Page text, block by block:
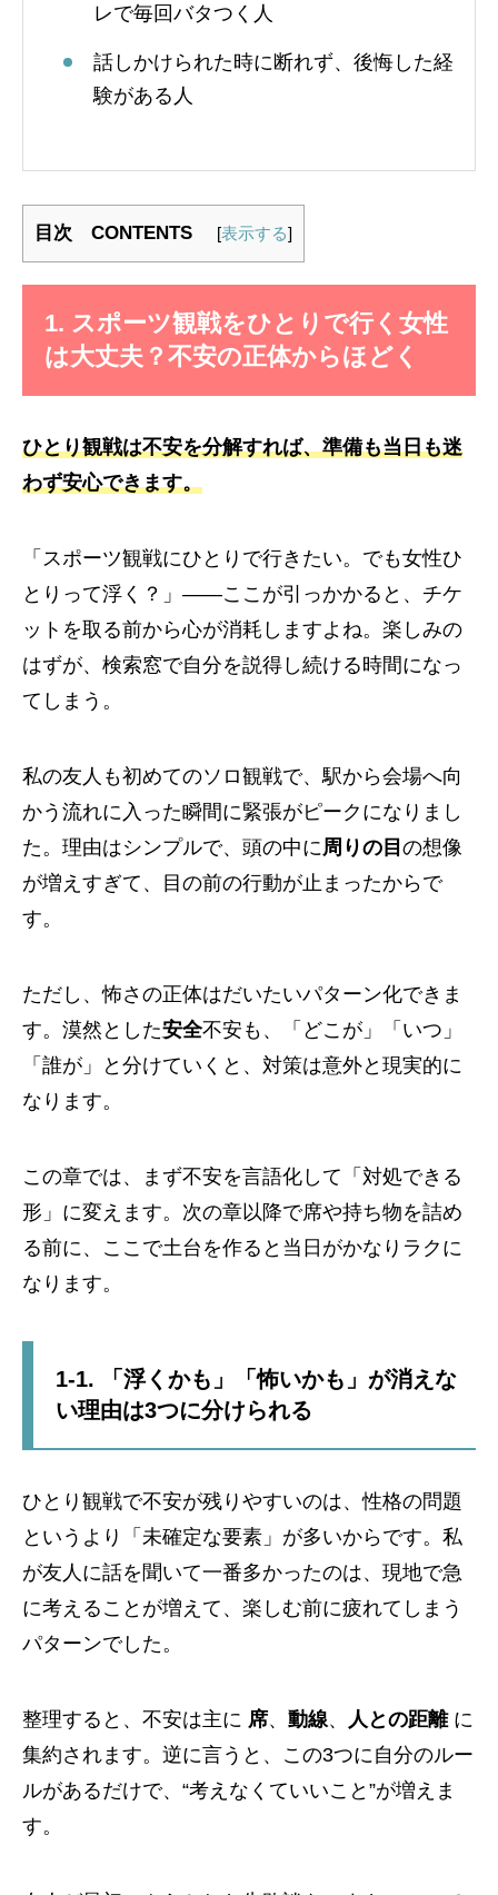
レで毎回バタつく人
話しかけられた時に断れず、後悔した経
験がある人
目次 CONTENTS [表示する]
1. スポーツ観戦をひとりで行く女性
は大丈夫？不安の正体からほどく
ひとり観戦は不安を分解すれば、準備も当日も迷
わず安心できます。
「スポーツ観戦にひとりで行きたい。でも女性ひ
とりって浮く？」——ここが引っかかると、チケ
ットを取る前から心が消耗しますよね。楽しみの
はずが、検索窓で自分を説得し続ける時間になっ
てしまう。
私の友人も初めてのソロ観戦で、駅から会場へ向
かう流れに入った瞬間に緊張がピークになりまし
た。理由はシンプルで、頭の中に周りの目 の想像
が増えすぎて、目の前の行動が止まったからで
す。
ただし、怖さの正体はだいたいパターン化できま
す。漠然とした安全不安も、「どこが」「いつ」
「誰が」と分けていくと、対策は意外と現実的に
なります。
この章では、まず不安を言語化して「対処できる
形」に変えます。次の章以降で席や持ち物を詰め
る前に、ここで土台を作ると当日がかなりラクに
なります。
1-1. 「浮くかも」「怖いかも」が消えな
い理由は3つに分けられる
ひとり観戦で不安が残りやすいのは、性格の問題
というより「未確定な要素」が多いからです。私
が友人に話を聞いて一番多かったのは、現地で急
に考えることが増えて、楽しむ前に疲れてしまう
パターンでした。
整理すると、不安は主に 席、 動線、 人との距離に
集約されます。逆に言うと、この3つに自分のルー
ルがあるだけで、“考えなくていいこと”が増えま
す。